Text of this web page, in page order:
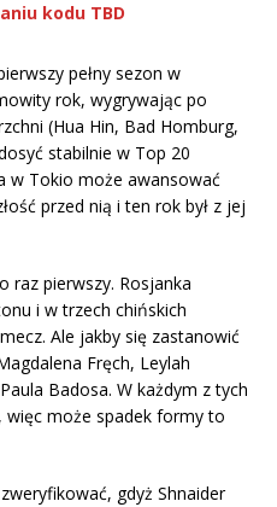
kodu TBD
pełny sezon w
rok, wygrywając po
(Hua Hin, Bad Homburg,
stabilnie w Top 20
w Tokio może awansować
przed nią i ten rok był z jej
raz pierwszy. Rosjanka
i w trzech chińskich
Ale jakby się zastanowić
Fręch, Leylah
Badosa. W każdym z tych
więc może spadek formy to
gdyż Shnaider